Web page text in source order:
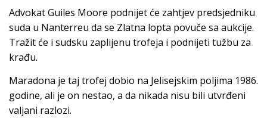
Advokat Guiles Moore podnijet će zahtjev predsjedniku
suda u Nanterreu da se Zlatna lopta povuče sa aukcije.
Tražit će i sudsku zaplijenu trofeja i podnijeti tužbu za
krađu.
Maradona je taj trofej dobio na Jelisejskim poljima 1986.
godine, ali je on nestao, a da nikada nisu bili utvrđeni
valjani razlozi.